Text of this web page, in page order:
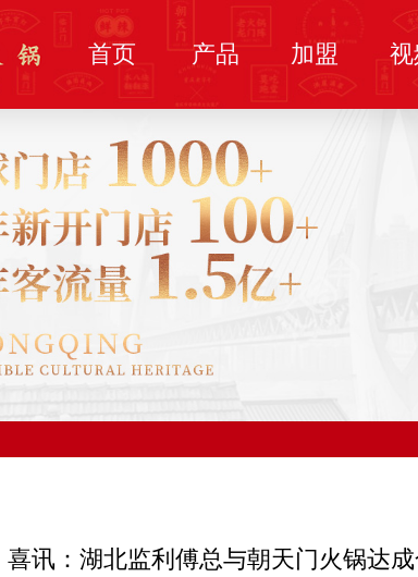
首页 产品 加盟
喜讯：湖北监利傅总与朝天门火锅达成